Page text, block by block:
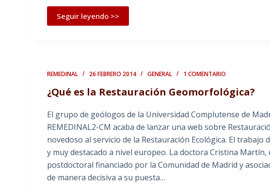
Seguir leyendo >>
REMEDINAL 26 FEBRERO 2014 GENERAL 1 COMENTARIO
¿Qué es la Restauración Geomorfológica?
El grupo de geólogos de la Universidad Complutense de
REMEDINAL2-CM acaba de lanzar una web sobre
novedoso al servicio de la Restauración Ecológica. El
y muy destacado a nivel europeo. La doctora Cristina
postdoctoral financiado por la Comunidad de Madrid y
de manera decisiva a su puesta…